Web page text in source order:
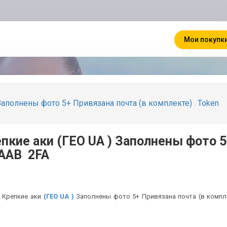
Мои
фото 5+ Привязана почта (в комплекте) . Token
аки (ГЕО UA ) Заполнены фото
2FA
Крепкие аки (ГЕО UA ) Заполнены фото 5+ Привязана почта (в